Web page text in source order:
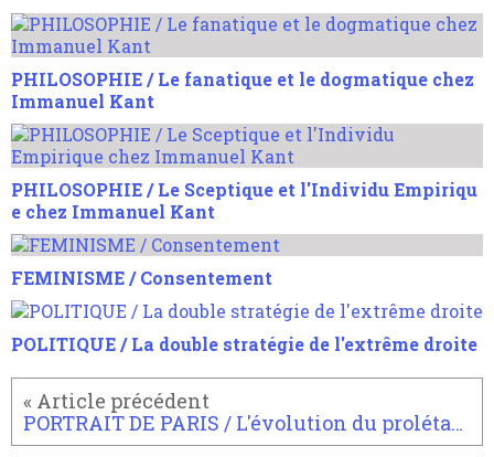
PHILOSOPHIE / Le fanatique et le dogmatique chez
Immanuel Kant
PHILOSOPHIE / Le Sceptique et l'Individu Empiriqu
e chez Immanuel Kant
FEMINISME / Consentement
POLITIQUE / La double stratégie de l'extrême droite
PORTRAIT DE PARIS / L'évolution du prolétariat.